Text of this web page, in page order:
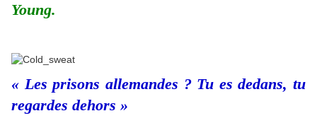
Young.
« Les prisons allemandes ? Tu es dedans, tu
regardes dehors »